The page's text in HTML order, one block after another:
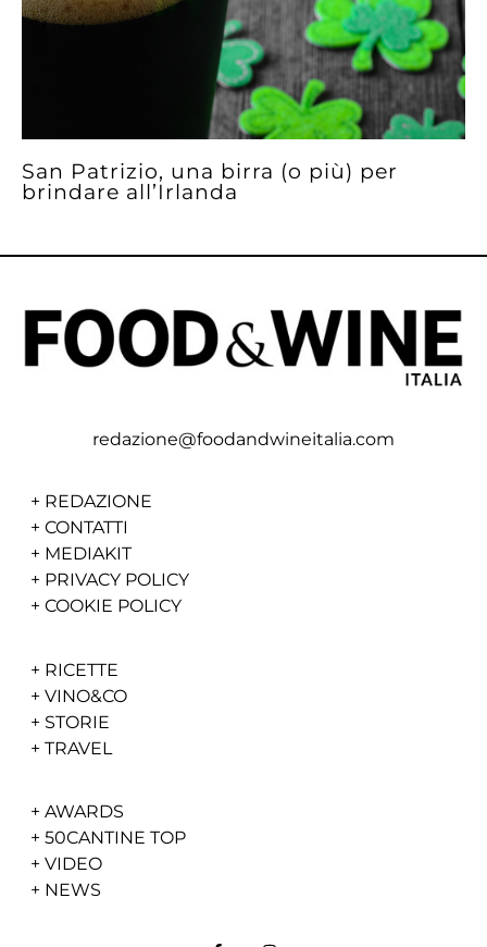
San Patrizio, una birra (o più) per
brindare all’Irlanda
redazione@foodandwineitalia.com
+ REDAZIONE
+ CONTATTI
+ MEDIAKIT
+ PRIVACY POLICY
+ COOKIE POLICY
+ RICETTE
+ VINO&CO
+ STORIE
+ TRAVEL
+ AWARDS
+ 50CANTINE TOP
+ VIDEO
+ NEWS